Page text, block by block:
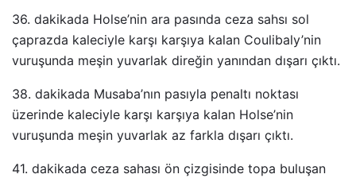
36. dakikada Holse’nin ara pasında ceza sahsı sol
çaprazda kaleciyle karşı karşıya kalan Coulibaly’nin
vuruşunda meşin yuvarlak direğin yanından dışarı çıktı.
38. dakikada Musaba’nın pasıyla penaltı noktası
üzerinde kaleciyle karşı karşıya kalan Holse’nin
vuruşunda meşin yuvarlak az farkla dışarı çıktı.
41. dakikada ceza sahası ön çizgisinde topa buluşan